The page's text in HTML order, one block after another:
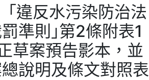
違反水污染防治法
準則｣第2條附表1
草案預告影本，並
說明及條文對照表